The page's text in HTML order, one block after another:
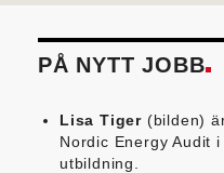
PÅ NYTT JOBB
Lisa Tiger (bilden)
Nordic Energy Audit
utbildning.